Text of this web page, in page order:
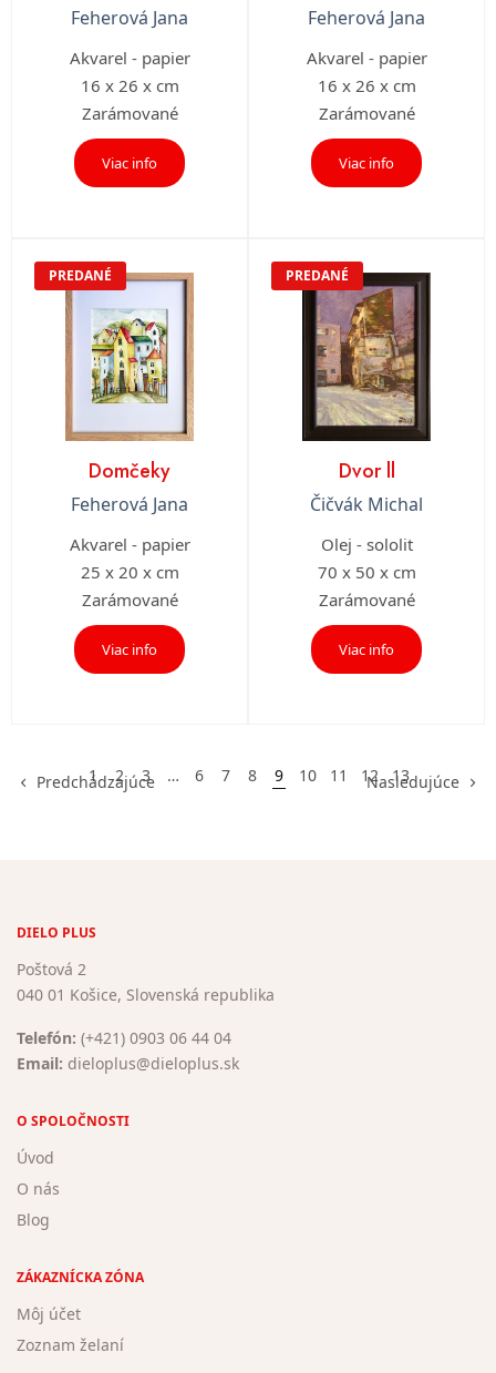
Feherová Jana
Akvarel - papier
16 x 26 x cm
Zarámované
Viac info
Feherová Jana
Akvarel - papier
16 x 26 x cm
Zarámované
Viac info
PREDANÉ
Domčeky
Feherová Jana
Akvarel - papier
25 x 20 x cm
Zarámované
Viac info
PREDANÉ
Dvor ll
Čičvák Michal
Olej - sololit
70 x 50 x cm
Zarámované
Viac info
Predchádzajúce
1 2 3 … 6 7 8 9 10 11 12 13
Nasledujúce
DIELO PLUS
Poštová 2
040 01 Košice, Slovenská republika
Telefón: (+421) 0903 06 44 04
Email: dieloplus@dieloplus.sk
O SPOLOČNOSTI
Úvod
O nás
Blog
ZÁKAZNÍCKA ZÓNA
Môj účet
Zoznam želaní